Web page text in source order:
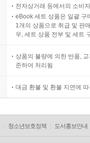
전자상거래 등에서의 소비
eBook 세트 상품은 일괄 구
1개의 상품으로 취급 및 판
우, 세트 상품 전부 및 세트
상품의 불량에 의한 반품,
준하여 처리됨
대금 환불 및 환불 지연에
청소년보호정책 도서홍보안내